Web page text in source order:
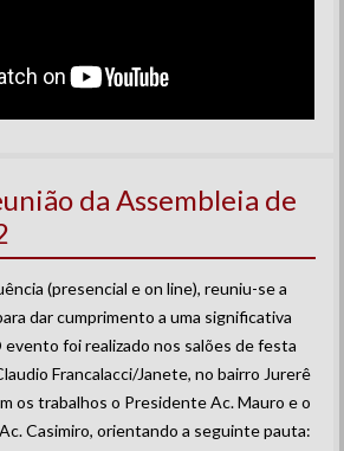
da Assembleia de
(presencial e on line), reuniu-se a
dar cumprimento a uma significativa
foi realizado nos salões de festa
Francalacci/Janete, no bairro Jurerê
os trabalhos o Presidente Ac. Mauro e o
Casimiro, orientando a seguinte pauta: